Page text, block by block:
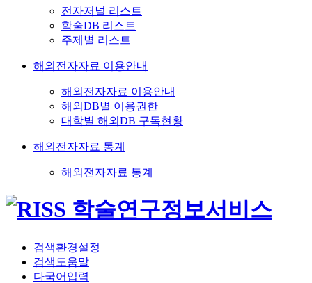
전자저널 리스트
학술DB 리스트
주제별 리스트
해외전자자료 이용안내
해외전자자료 이용안내
해외DB별 이용권한
대학별 해외DB 구독현황
해외전자자료 통계
해외전자자료 통계
검색환경설정
검색도움말
다국어입력